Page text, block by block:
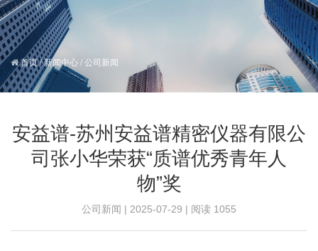
首页/新闻中心 / 公司新闻
安益谱-苏州安益谱精密仪器有限公
司张小华荣获“质谱优秀青年人
物”奖
公司新闻 | 2025-07-29 | 阅读 1055